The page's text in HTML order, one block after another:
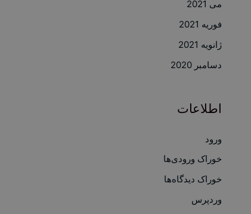
می 2021
فوریه 2021
ژانویه 2021
دسامبر 2020
اطلاعات
ورود
خوراک ورودی‌ها
خوراک دیدگاه‌ها
وردپرس